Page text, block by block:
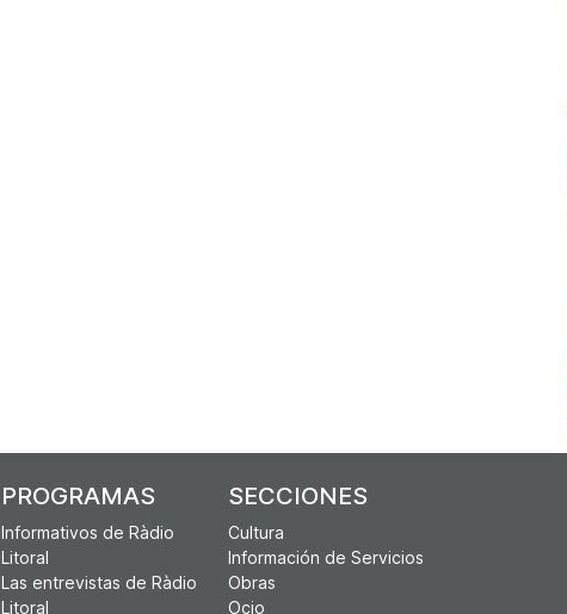
PROGRAMAS
Informativos de Ràdio
Litoral
Las entrevistas de Ràdio
Litoral
SECCIONES
Cultura
Información de Servicios
Obras
Ocio